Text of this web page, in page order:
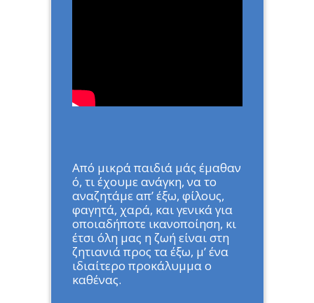
Από μικρά παιδιά μάς έμαθαν
ό, τι έχουμε ανάγκη, να το
αναζητάμε απ’ έξω, φίλους,
φαγητά, χαρά, και γενικά για
οποιαδήποτε ικανοποίηση, κι
έτσι όλη μας η ζωή είναι στη
ζητιανιά προς τα έξω, μ’ ένα
ιδιαίτερο προκάλυμμα ο
καθένας.